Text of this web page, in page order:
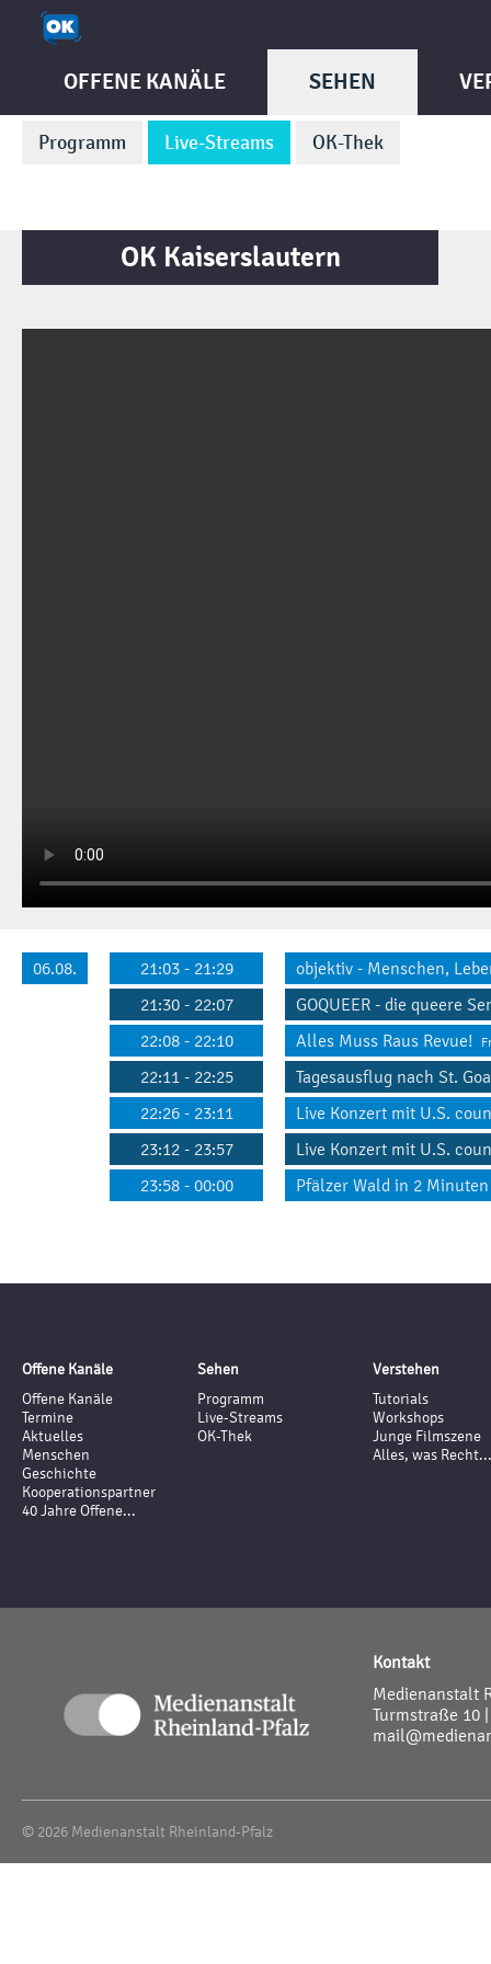
OFFENE KANÄLE SEHEN
Programm Live-Streams OK-Thek
OK Kaiserslautern
06.08. 21:03 - 21:29
objektiv - Menschen,
21:30 - 22:07
GOQUEER - die queere
22:08 - 22:10
Alles Muss Raus Revue!
22:11 - 22:25
Tagesausflug nach St.
22:26 - 23:11
Live Konzert mit U.S.
23:12 - 23:57
Live Konzert mit U.S.
23:58 - 00:00
Pfälzer Wald in 2
Offene Kanäle
Offene Kanäle
Termine
Aktuelles
Menschen
Geschichte
Kooperationspartner
40 Jahre Offene...
Sehen
Programm
Live-Streams
OK-Thek
Verstehen
Tutorials
Workshops
Junge Filmszene
Alles, was Recht...
Kontakt
Medienanstalt
Turmstraße 10
© 2026 Medienanstalt Rheinland-Pfalz